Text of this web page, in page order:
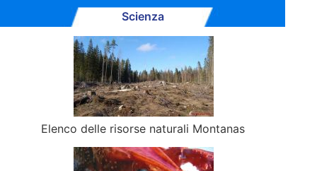
Scienza
Elenco delle risorse naturali Montanas